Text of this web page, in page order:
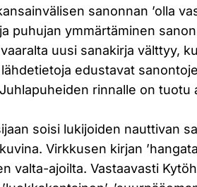
sanonnan ’olla
puhujan ymmärtäminen
uusi sanakirja välttyy,
edustavat
rinnalle on tuotu
soisi lukijoiden nauttivan
Virkkusen kirjan
valta-ajoilta. Vastaavasti